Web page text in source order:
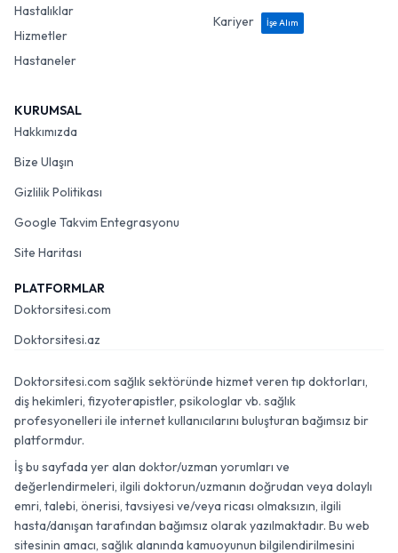
Hastalıklar
Hizmetler
Hastaneler
Kariyer
İşe Alım
KURUMSAL
Hakkımızda
Bize Ulaşın
Gizlilik Politikası
Google Takvim Entegrasyonu
Site Haritası
PLATFORMLAR
Doktorsitesi.com
Doktorsitesi.az
Doktorsitesi.com sağlık sektöründe hizmet veren tıp doktorları,
diş hekimleri, fizyoterapistler, psikologlar vb. sağlık
profesyonelleri ile internet kullanıcılarını buluşturan bağımsız bir
platformdur.
İş bu sayfada yer alan doktor/uzman yorumları ve
değerlendirmeleri, ilgili doktorun/uzmanın doğrudan veya dolaylı
emri, talebi, önerisi, tavsiyesi ve/veya ricası olmaksızın, ilgili
hasta/danışan tarafından bağımsız olarak yazılmaktadır. Bu web
sitesinin amacı, sağlık alanında kamuoyunun bilgilendirilmesini